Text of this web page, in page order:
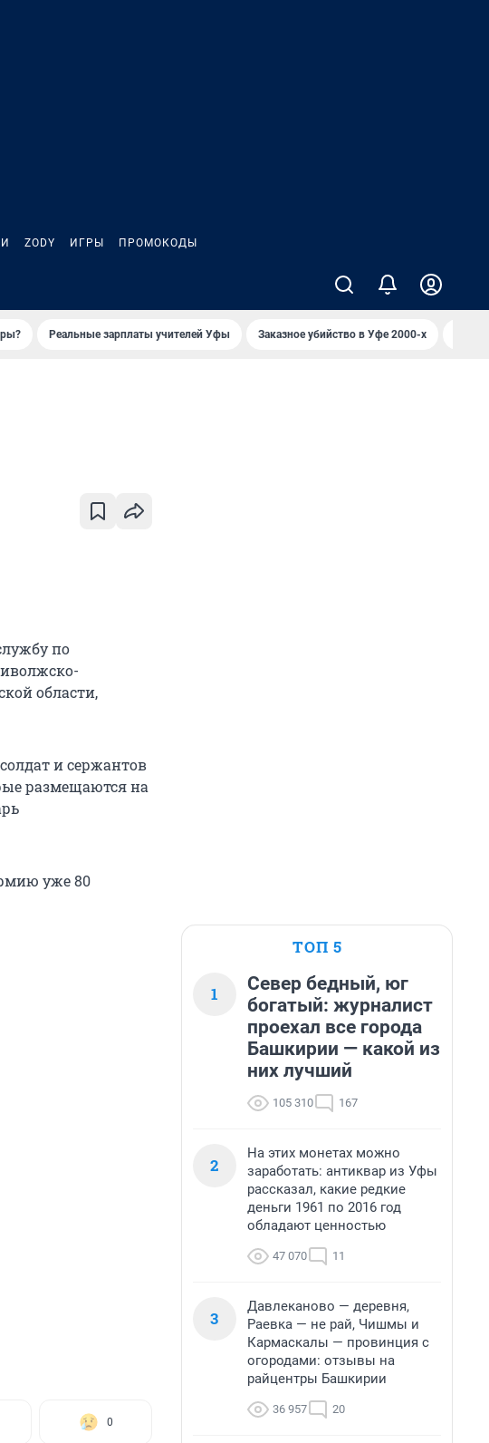
ZODY ИГРЫ ПРОМОКОДЫ
Реальные зарплаты учителей Уфы Заказное убийство в Уфе 2000-х
по
области,
и сержантов
размещаются на
уже 80
0
ТОП 5
1
Север бедный, юг
богатый: журналист
проехал все города
Башкирии — какой из
них лучший
105 310 167
2
На этих монетах можно
заработать: антиквар из Уфы
рассказал, какие редкие
деньги 1961 по 2016 год
обладают ценностью
47 070 11
3
Давлеканово — деревня,
Раевка — не рай, Чишмы и
Кармаскалы — провинция с
огородами: отзывы на
райцентры Башкирии
36 957 20